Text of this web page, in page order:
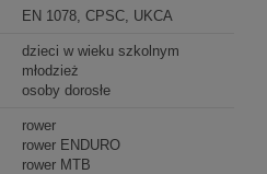
EN 1078, CPSC, UKCA
dzieci w wieku szkolnym
młodzież
osoby dorosłe
rower
rower ENDURO
rower MTB